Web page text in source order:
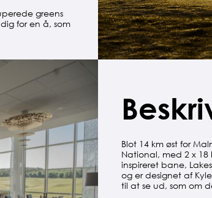
greens
for en å, som
Blot 14 km øst for
National, med 2 x 18
inspireret bane,
og er designet af
til at se ud, som om